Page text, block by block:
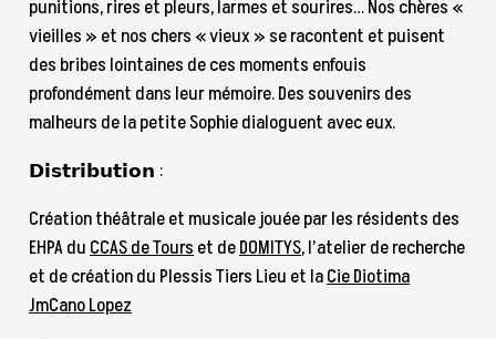
punitions, rires et pleurs, larmes et sourires… Nos chères «
vieilles » et nos chers « vieux » se racontent et puisent
des bribes lointaines de ces moments enfouis
profondément dans leur mémoire. Des souvenirs des
malheurs de la petite Sophie dialoguent avec eux.
𝗗𝗶𝘀𝘁𝗿𝗶𝗯𝘂𝘁𝗶𝗼𝗻 :
Création théâtrale et musicale jouée par les résidents des
EHPA duCCAS de Tourset deDOMITYS, l’atelier de recherche
et de création du Plessis Tiers Lieu et laCie Diotima
JmCano Lopez